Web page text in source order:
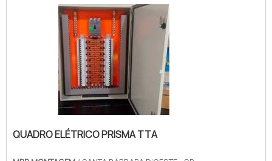
seguintes componentes: CCM; Armários;
Quadros; Entre outros.Em alguns casos
mais específicos, mas igualmente
recorrentes, esta lista ainda pode ser
estendida a Painéis de Média Tensão e m.
QUADRO ELÉTRICO PRISMA TTA